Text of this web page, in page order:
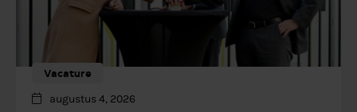
Vacature
augustus 4, 2026